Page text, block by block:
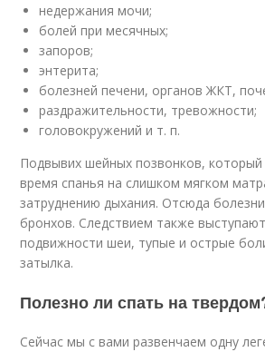
недержания мочи;
болей при месячных;
запоров;
энтерита;
болезней печени, органов ЖКТ,
раздражительности, тревожности;
головокружений и т. п.
Подвывих шейных позвонков, который
время спанья на слишком мягком
затруднению дыхания. Отсюда
бронхов. Следствием также
подвижности шеи, тупые и острые
затылка.
Полезно ли спать на
Сейчас мы с вами развенчаем одну